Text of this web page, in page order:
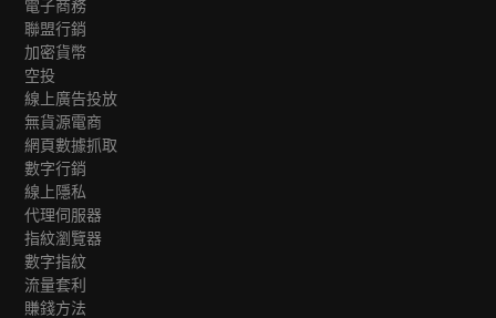
電子商務
聯盟行銷
加密貨幣
空投
線上廣告投放
無貨源電商
網頁數據抓取
數字行銷
線上隱私
代理伺服器
指紋瀏覽器
數字指紋
流量套利
賺錢方法